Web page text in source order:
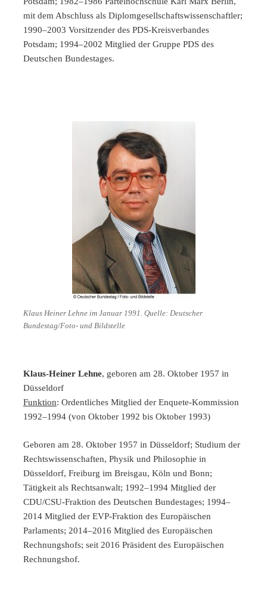
mit dem Abschluss als Diplomgesellschaftswissenschaftler;
1990–2003 Vorsitzender des PDS-Kreisverbandes
Potsdam; 1994–2002 Mitglied der Gruppe PDS des
Deutschen Bundestages.
Klaus Heiner Lehne im Januar 1991. Quelle: Deutscher
Bundestag/Foto- und Bildstelle
Klaus-Heiner Lehne, geboren am 28. Oktober 1957 in
Düsseldorf
Funktion: Ordentliches Mitglied der Enquete-Kommission
1992–1994 (von Oktober 1992 bis Oktober 1993)
Geboren am 28. Oktober 1957 in Düsseldorf; Studium der
Rechtswissenschaften, Physik und Philosophie in
Düsseldorf, Freiburg im Breisgau, Köln und Bonn;
Tätigkeit als Rechtsanwalt; 1992–1994 Mitglied der
CDU/CSU-Fraktion des Deutschen Bundestages; 1994–
2014 Mitglied der EVP-Fraktion des Europäischen
Parlaments; 2014–2016 Mitglied des Europäischen
Rechnungshofs; seit 2016 Präsident des Europäischen
Rechnungshof.